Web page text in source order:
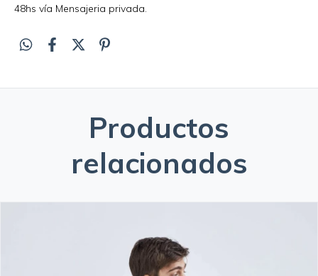
48hs vía Mensajeria privada.
Productos
relacionados